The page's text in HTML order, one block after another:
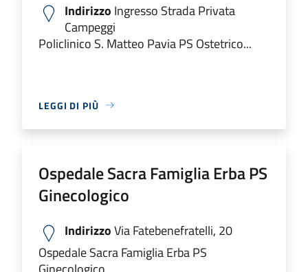
Indirizzo Ingresso Strada Privata
Campeggi
Policlinico S. Matteo Pavia PS Ostetrico...
LEGGI DI PIÙ
Ospedale Sacra Famiglia Erba PS
Ginecologico
IndirizzoVia Fatebenefratelli, 20
Ospedale Sacra Famiglia Erba PS